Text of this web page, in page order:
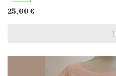
25,00 €